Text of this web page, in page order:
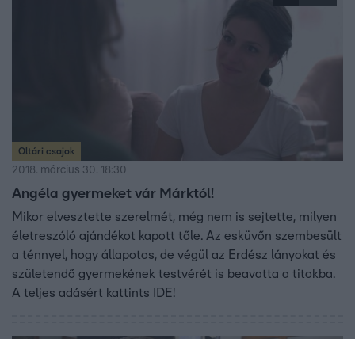
Oltári csajok
2018. március 30. 18:30
Angéla gyermeket vár Márktól!
Mikor elvesztette szerelmét, még nem is sejtette, milyen
életreszóló ajándékot kapott tőle. Az esküvőn szembesült
a ténnyel, hogy állapotos, de végül az Erdész lányokat és
születendő gyermekének testvérét is beavatta a titokba.
A teljes adásért kattints IDE!